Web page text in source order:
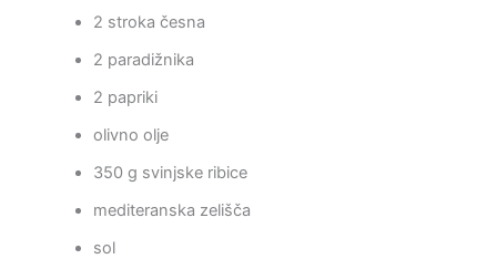
2 stroka česna
2 paradižnika
2 papriki
olivno olje
350 g svinjske ribice
mediteranska zelišča
sol